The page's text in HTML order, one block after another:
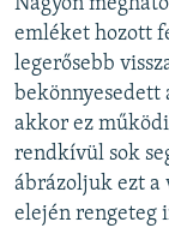
Nagyon
emléket hozott
legerősebb
bekönnyesedett
akkor ez
rendkívül sok
ábrázoljuk ezt a
elején rengeteg